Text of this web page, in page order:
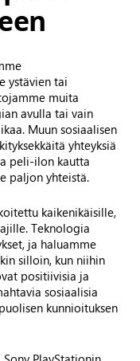
ystävien tai
muita
avulla tai vain
Muun sosiaalisen
yhteyksiä
peli-ilon kautta
paljon yhteistä.
kaikenikäisille,
Teknologia
ja haluamme
silloin, kun niihin
positiivisia ja
sosiaalisia
kunnioituksen